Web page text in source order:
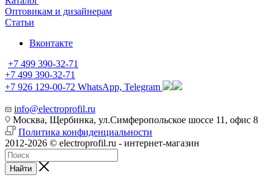
Оптовикам и дизайнерам
Статьи
Вконтакте
+7 499 390-32-71
+7 499 390-32-71
+7 926 129-00-72 WhatsApp, Telegram
info@electroprofil.ru
Москва, Щербинка, ул.Симферопольское шоссе 11, офис 8
Политика конфиденциальности
2012-2026 © electroprofil.ru - интернет-магазин
Найти